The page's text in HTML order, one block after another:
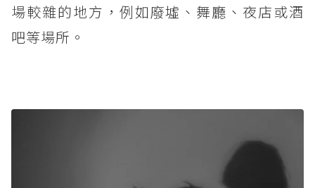
場較雜的地方，例如廢墟、舞廳、夜店或酒
吧等場所。